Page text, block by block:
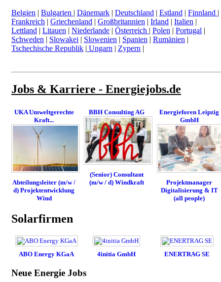
Belgien | Bulgarien | Dänemark | Deutschland | Estland | Finnland |
Frankreich | Griechenland | Großbritannien | Irland | Italien |
Lettland | Litauen | Niederlande | Österreich | Polen | Portugal |
Schweden | Slowakei | Slowenien | Spanien | Rumänien |
Tschechische Republik | Ungarn | Zypern |
Jobs & Karriere - Energiejobs.de
UKA Umweltgerechte
Kraft...
Abteilungsleiter (m/w /
d) Projektentwicklung
Wind
BBH Consulting AG
(Senior) Consultant
(m/w / d) Windkraft
Energieforen Leipzig
GmbH
Projektmanager
Digitalisierung & IT
(all people)
Solarfirmen
ABO Energy KGaA 4initia GmbH ENERTRAG SE
Neue Energie Jobs